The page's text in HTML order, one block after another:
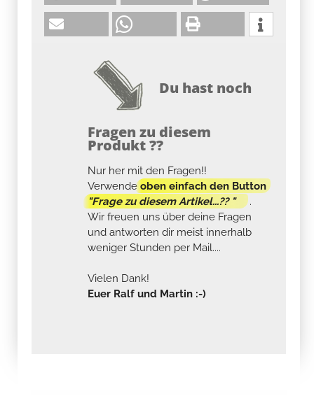
Du hast noch
Fragen zu diesem
Produkt ??
Nur her mit den Fragen!!
Verwendeoben einfach den Button
"Frage zu diesem Artikel...?? "
.
Wir freuen uns über deine Fragen
und antworten dir meist innerhalb
weniger Stunden per Mail....
Vielen Dank!
Euer Ralf und Martin :-)